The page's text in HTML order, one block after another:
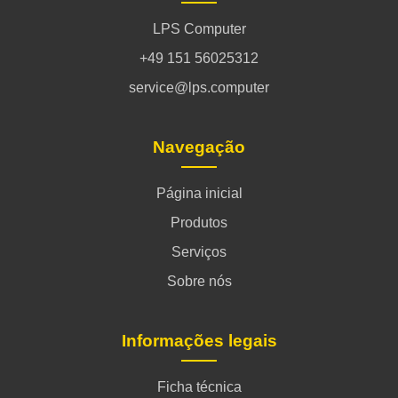
LPS Computer
+49 151 56025312
service@lps.computer
Navegação
Página inicial
Produtos
Serviços
Sobre nós
Informações legais
Ficha técnica